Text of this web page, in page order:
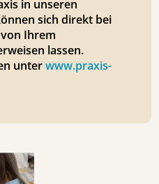
in unseren
sich direkt bei
Ihrem
lassen.
unterwww.praxis-